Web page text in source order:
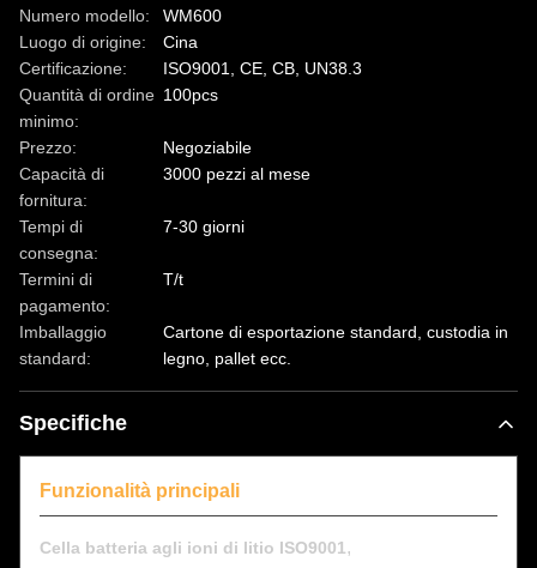
Numero modello:
WM600
Luogo di origine:
Cina
Certificazione:
ISO9001, CE, CB, UN38.3
Quantità di ordine
minimo:
100pcs
Prezzo:
Negoziabile
Capacità di
fornitura:
3000 pezzi al mese
Tempi di
consegna:
7-30 giorni
Termini di
pagamento:
T/t
Imballaggio
standard:
Cartone di esportazione standard, custodia in
legno, pallet ecc.
Specifiche
Funzionalità principali
Cella batteria agli ioni di litio ISO9001,